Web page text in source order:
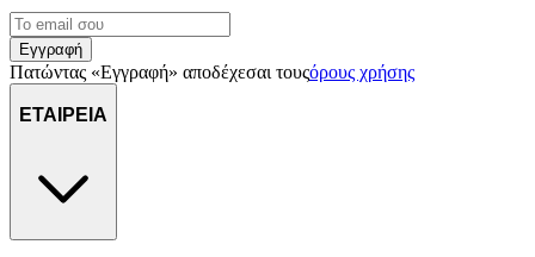
Εγγραφή
Πατώντας «Εγγραφή» αποδέχεσαι τουςόρους χρήσης
ΕΤΑΙΡΕΙΑ